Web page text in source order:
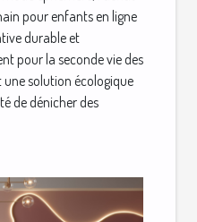
pour enfants en ligne
durable et
pour la seconde vie des
solution écologique
de dénicher des